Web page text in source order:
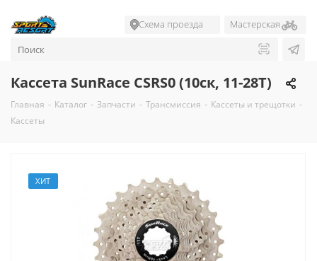
Схема проезда Мастерская
Кассета SunRace CSRS0 (10ск, 11-28T)
Главная - Каталог - Запчасти - Трансмиссия - Кассеты и трещотки -
Кассеты
ХИТ